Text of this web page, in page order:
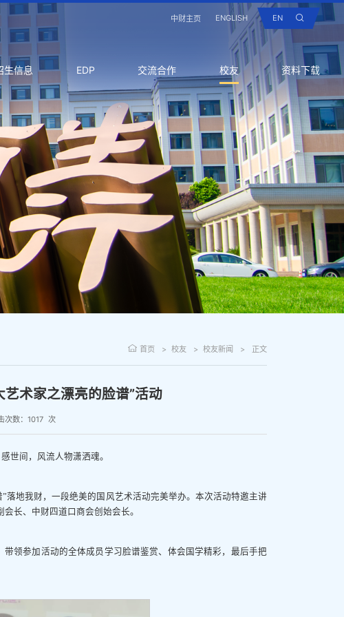
中财主页 ENGLISH EN
生信息 EDP 交流合作 校友 资料下载
首页 校友 校友新闻 正文
术家之漂亮的脸谱”活动
次数： 1017 次
世间，风流人物潇洒魂。
地我财，一段绝美的国风艺术活动完美举办。本次活动特邀主讲
长、中财四道口商会创始会长。
领参加活动的全体成员学习脸谱鉴赏、体会国学精彩，最后手把